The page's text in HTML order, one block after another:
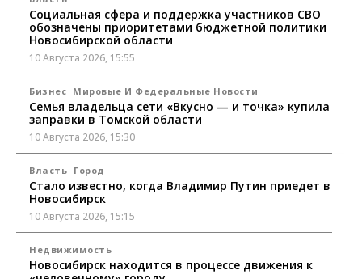
Социальная сфера и поддержка участников СВО
обозначены приоритетами бюджетной политики
Новосибирской области
10 Августа 2026, 15:55
Бизнес Мировые И Федеральные Новости
Семья владельца сети «Вкусно — и точка» купила
заправки в Томской области
10 Августа 2026, 15:30
Власть Город
Стало известно, когда Владимир Путин приедет в
Новосибирск
10 Августа 2026, 15:15
Недвижимость
Новосибирск находится в процессе движения к